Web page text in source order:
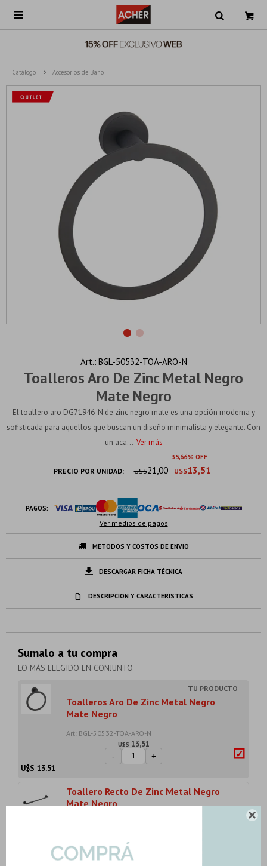


Catálogo Accesorios de Baño
Toalleros Aro De Zinc Metal Negro
Mate Negro
BGL-50532-TOA-ARO-N
El toallero aro DG71946-N de zinc negro mate es una opción moderna y
sofisticada para aquellos que buscan un diseño minimalista y elegante. Con
un aca... Ver más
35 66
PRECIO POR UNIDAD: U$S13,51
U$S21,00
PAGOS:
Ver medios de pagos
METODOS Y COSTOS DE ENVIO
DESCARGAR FICHA TÉCNICA
DESCRIPCION Y CARACTERISTICAS
Sumalo a tu compra
LO MÁS ELEGIDO EN CONJUNTO
Toalleros Aro De Zinc Metal Negro
Mate Negro
Art: BGL-50532-TOA-ARO-N
U$S 13,51
- +
U$S 13.51
Toallero Recto De Zinc Metal Negro
Mate Negro
-
21.50